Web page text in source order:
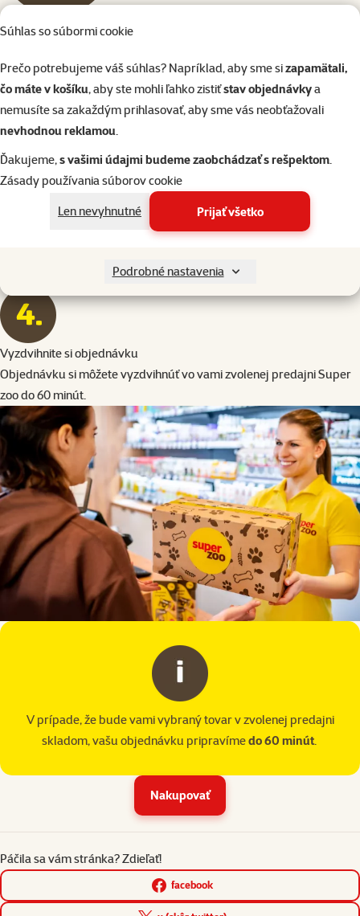
Súhlas so súbormi cookie
Prečo potrebujeme váš súhlas? Napríklad, aby sme sizapamätali,
čo máte v košíku, aby ste mohli ľahko zistiťstav objednávkya
nemusíte sa zakaždým prihlasovať, aby sme vás neobťažovali
nevhodnou reklamou.
Ďakujeme,s vašimi údajmi budeme zaobchádzať s rešpektom.
Zásady používania súborov cookie
Len nevyhnutné
Prijať všetko
Podrobné nastavenia
Zvoľte si predajňu pre vyzdvihnutie
v ktorej si váš tovar osobne vyzdvihnete.
Vyzdvihnite si objednávku
Objednávku si môžete vyzdvihnúť vo vami zvolenej predajni Super
zoo do 60 minút.
V prípade, že bude vami vybraný tovar v zvolenej predajni
skladom, vašu objednávku pripravímedo 60 minút.
Nakupovať
Páčila sa vám stránka? Zdieľať!
facebook